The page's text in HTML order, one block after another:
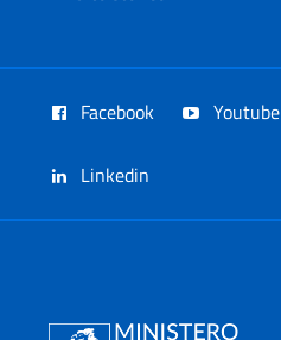
Facebook Youtube
Linkedin